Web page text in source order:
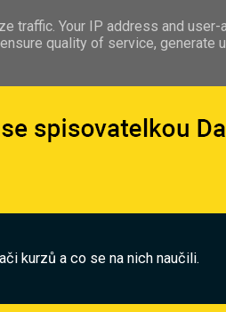
kurzů a co se na nich naučili.
traffic. Your IP address and user-
quality of service, generate